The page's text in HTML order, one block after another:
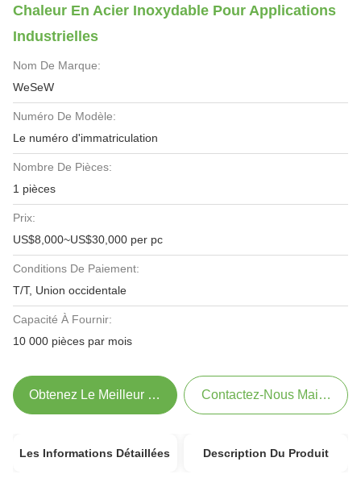
Chaleur En Acier Inoxydable Pour Applications
Industrielles
Nom De Marque:
WeSeW
Numéro De Modèle:
Le numéro d'immatriculation
Nombre De Pièces:
1 pièces
Prix:
US$8,000~US$30,000 per pc
Conditions De Paiement:
T/T, Union occidentale
Capacité À Fournir:
10 000 pièces par mois
Obtenez Le Meilleur Prix Contactez-Nous Maintenant
Les Informations Détaillées Description Du Produit